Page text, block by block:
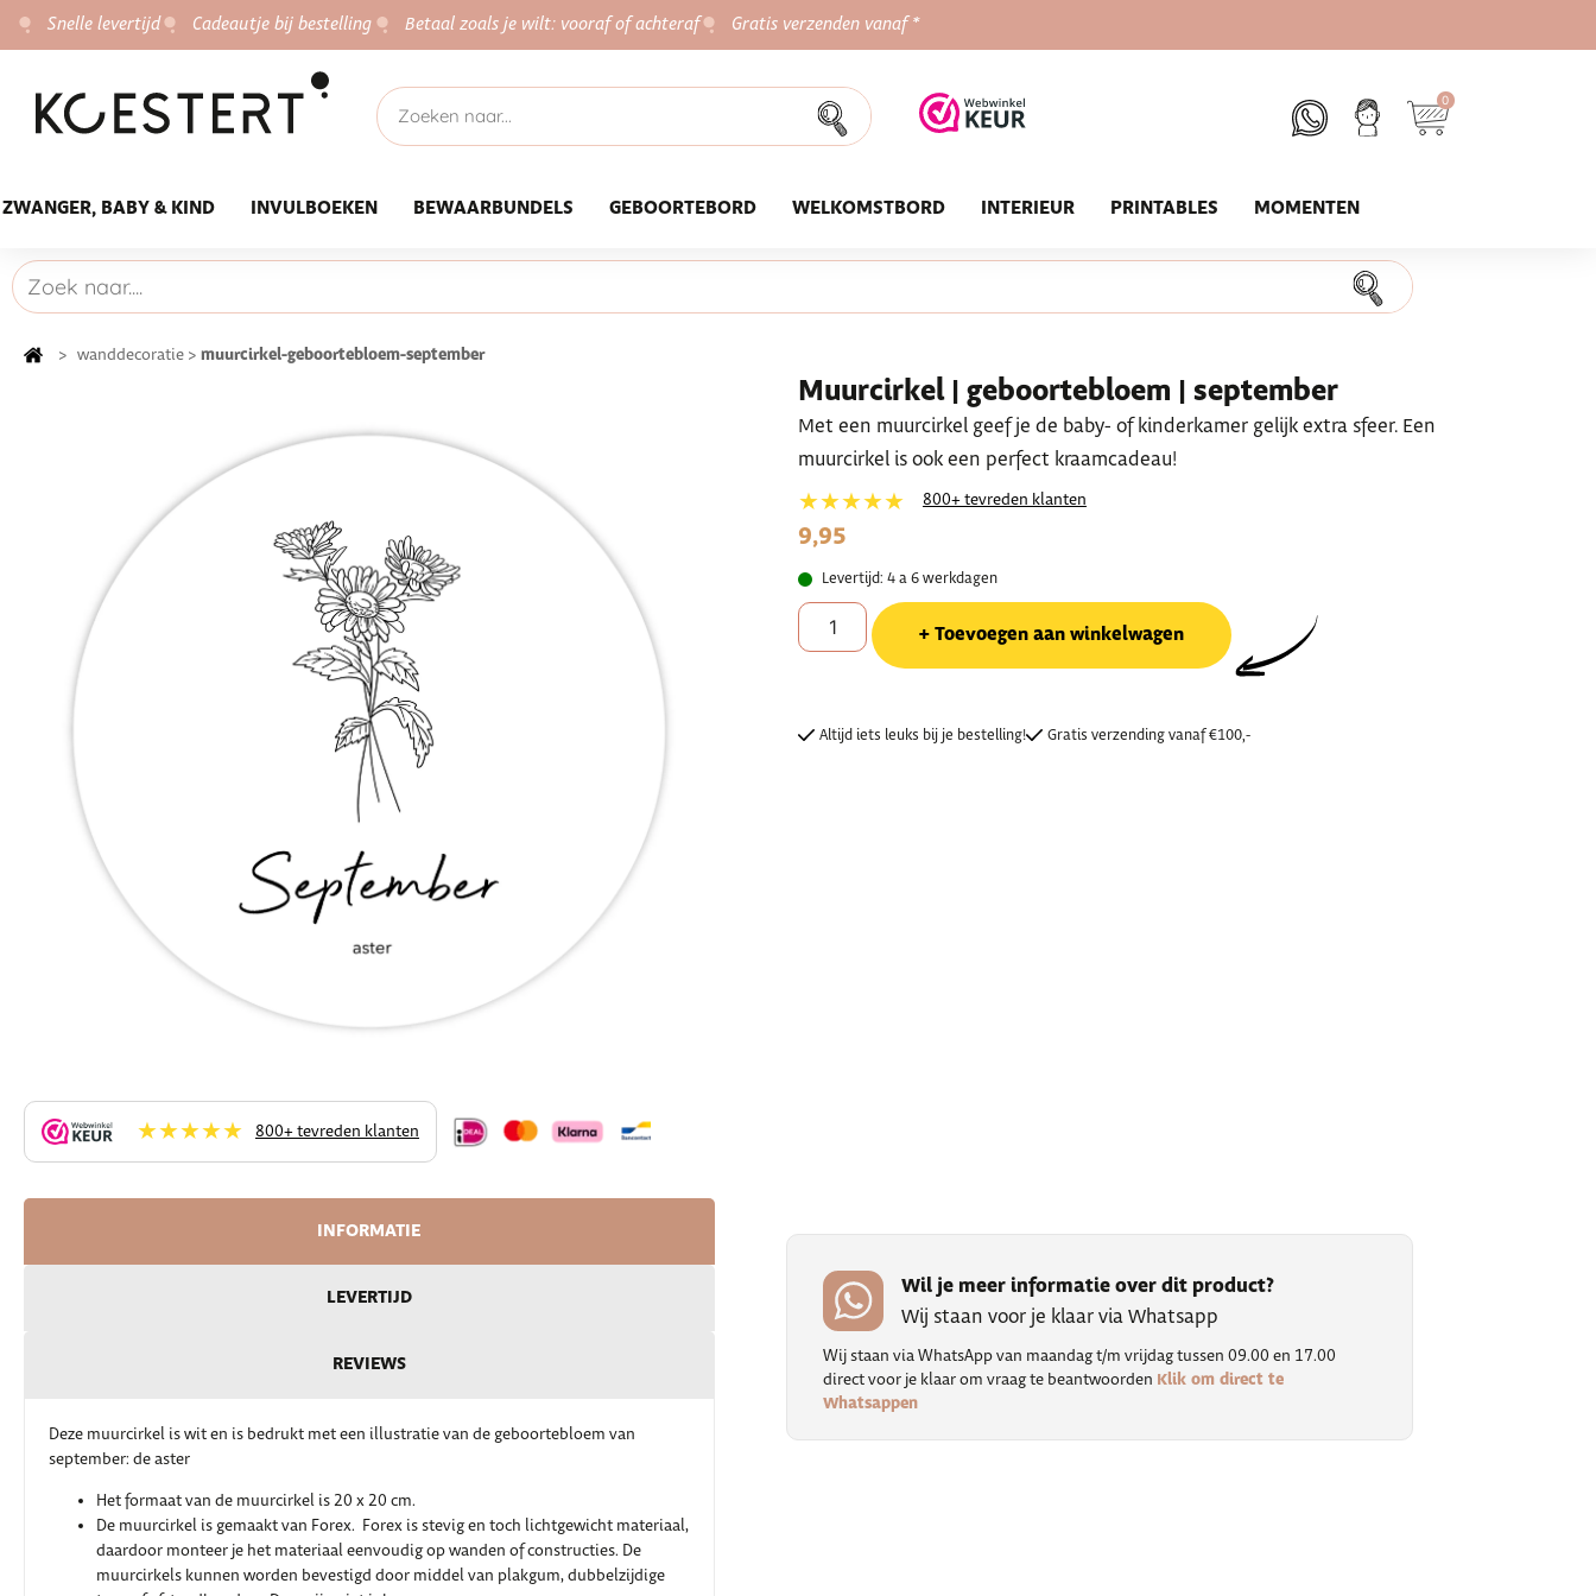
Snelle levertijd Cadeautje bij bestelling Betaal zoals je wilt: vooraf of achteraf Gratis verzenden vanaf *
0
ZWANGER, BABY & KIND INVULBOEKEN BEWAARBUNDELS GEBOORTEBORD WELKOMSTBORD INTERIEUR PRINTABLES MOMENTEN
> wanddecoratie > muurcirkel-geboortebloem-september
★★★★★ 800+ tevreden klanten
Muurcirkel | geboortebloem | september
Met een muurcirkel geef je de baby- of kinderkamer gelijk extra sfeer. Een
muurcirkel is ook een perfect kraamcadeau!
★★★★★ 800+ tevreden klanten
9,95
Levertijd: 4 a 6 werkdagen
Toevoegen aan winkelwagen
Altijd iets leuks bij je bestelling! Gratis verzending vanaf €100,-
INFORMATIE
LEVERTIJD
REVIEWS
Deze muurcirkel is wit en is bedrukt met een illustratie van de geboortebloem van
september: de aster
Het formaat van de muurcirkel is 20 x 20 cm.
De muurcirkel is gemaakt van Forex. Forex is stevig en toch lichtgewicht materiaal,
daardoor monteer je het materiaal eenvoudig op wanden of constructies. De
muurcirkels kunnen worden bevestigd door middel van plakgum, dubbelzijdige
Wil je meer informatie over dit product?
Wij staan voor je klaar via Whatsapp
Wij staan via WhatsApp van maandag t/m vrijdag tussen 09.00 en 17.00
direct voor je klaar om vraag te beantwoorden Klik om direct te
Whatsappen